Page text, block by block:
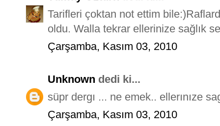
Tarifleri çoktan not ettim
oldu. Walla tekrar ellerinize sağlık
Çarşamba, Kasım 03, 2010
Unknown dedi ki...
süpr dergı ... ne emek.. ellerınıze
Çarşamba, Kasım 03, 2010